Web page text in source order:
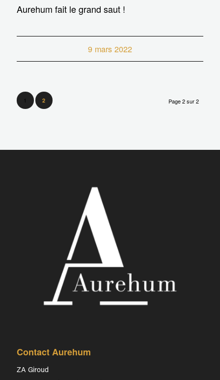
Aurehum fait le grand saut !
9 mars 2022
Page 2 sur 2
1 2
Contact Aurehum
ZA Giroud